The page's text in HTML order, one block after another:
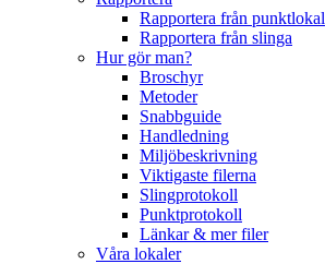
Rapportera från punktlokal
Rapportera från slinga
Hur gör man?
Broschyr
Metoder
Snabbguide
Handledning
Miljöbeskrivning
Viktigaste filerna
Slingprotokoll
Punktprotokoll
Länkar & mer filer
Våra lokaler